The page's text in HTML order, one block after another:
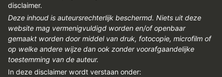
disclaimer.
Deze inhoud is auteursrechterlijk beschermd. Niets uit deze
website mag vermenigvuldigd worden en/of openbaar
gemaakt worden door middel van druk, fotocopie, microfilm of
op welke andere wijze dan ook zonder voorafgaandelijke
toestemming van de auteur.
In deze disclaimer wordt verstaan onder: